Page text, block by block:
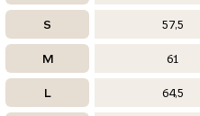
S 57,5
M 61
L 64,5